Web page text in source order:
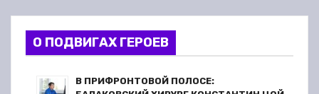
О ПОДВИГАХ ГЕРОЕВ
В ПРИФРОНТОВОЙ ПОЛОСЕ: